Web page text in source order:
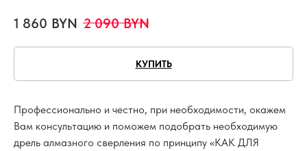
1 860 BYN 2 090 BYN
КУПИТЬ
Профессионально и честно, при необходимости, окажем
Вам консультацию и поможем подобрать необходимую
дрель алмазного сверления по принципу «КАК ДЛЯ